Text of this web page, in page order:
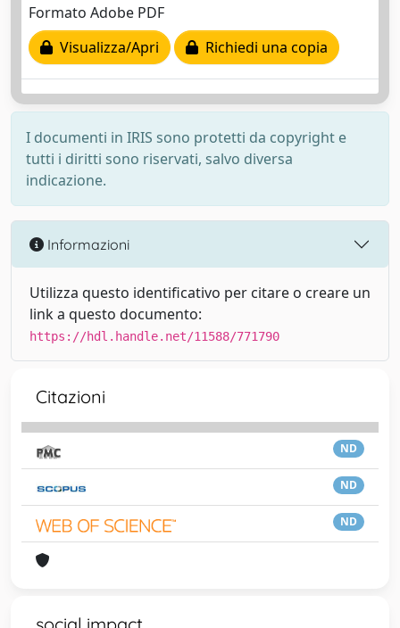
Formato Adobe PDF
Visualizza/Apri
Richiedi una copia
I documenti in IRIS sono protetti da copyright e
tutti i diritti sono riservati, salvo diversa
indicazione.
Informazioni
Utilizza questo identificativo per citare o creare un
link a questo documento:
https://hdl.handle.net/11588/771790
Citazioni
ND
ND
ND